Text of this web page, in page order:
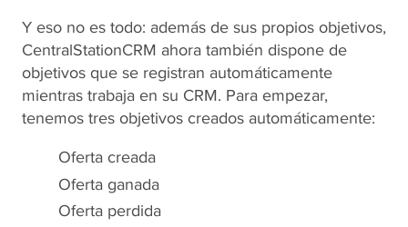
Y eso no es todo: además de sus propios objetivos,
CentralStationCRM ahora también dispone de
objetivos que se registran automáticamente
mientras trabaja en su CRM. Para empezar,
tenemos tres objetivos creados automáticamente:
Oferta creada
Oferta ganada
Oferta perdida